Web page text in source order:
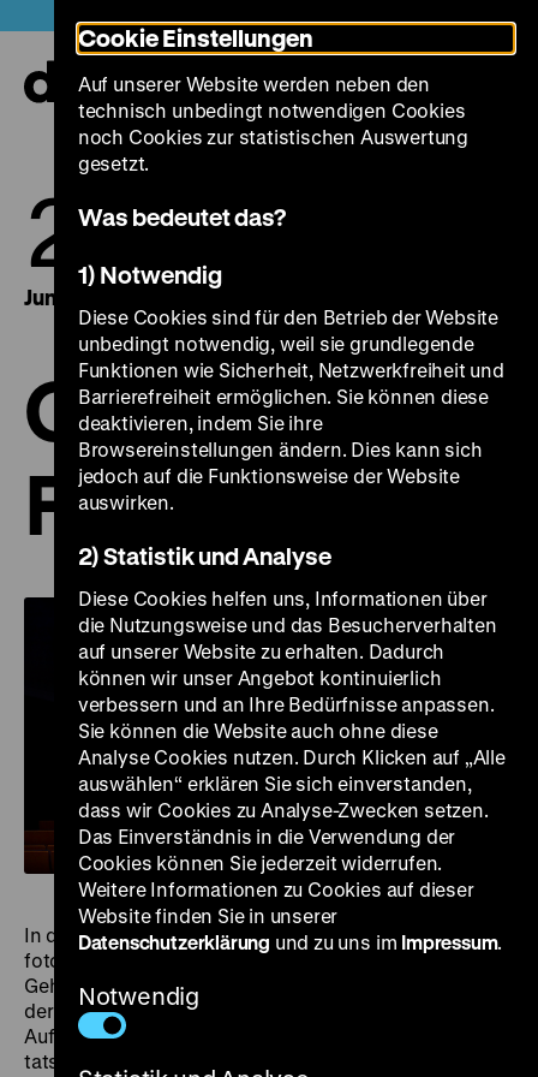
zum
Seiteninhalt
springen
25.
Juni 2013
Gulag im
Film
In den Straflagern des Stalin-Regimes durfte nicht
fotografiert oder gefilmt werden. Nur der
Geheimdienst NKWD produzierte in den frühen Jahren
der Sowjetunion einige Dokumentarfilme, die als
Aufklärungsfilme verstanden werden sollten,
tatsächlich jedoch Propagandafilme sind. Sie
Cookie Einstellungen
Auf unserer Website werden neben den
technisch unbedingt notwendigen Cookies
noch Cookies zur statistischen Auswertung
gesetzt.
Was bedeutet das?
1) Notwendig
Diese Cookies sind für den Betrieb der Website
unbedingt notwendig, weil sie grundlegende
Funktionen wie Sicherheit, Netzwerkfreiheit und
Barrierefreiheit ermöglichen. Sie können diese
deaktivieren, indem Sie ihre
Browsereinstellungen ändern. Dies kann sich
jedoch auf die Funktionsweise der Website
auswirken.
2) Statistik und Analyse
Diese Cookies helfen uns, Informationen über
die Nutzungsweise und das Besucherverhalten
auf unserer Website zu erhalten. Dadurch
können wir unser Angebot kontinuierlich
verbessern und an Ihre Bedürfnisse anpassen.
Sie können die Website auch ohne diese
Analyse Cookies nutzen. Durch Klicken auf „Alle
auswählen“ erklären Sie sich einverstanden,
dass wir Cookies zu Analyse-Zwecken setzen.
Das Einverständnis in die Verwendung der
Cookies können Sie jederzeit widerrufen.
Weitere Informationen zu Cookies auf dieser
Website finden Sie in unserer
Datenschutzerklärung und zu uns im Impressum.
Notwendig